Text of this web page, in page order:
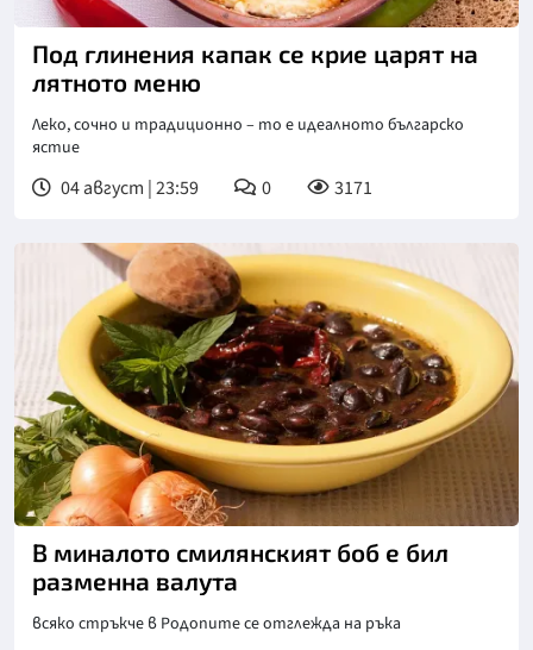
Под глинения капак се крие царят на
лятното меню
Леко, сочно и традиционно – то е идеалното българско
ястие
04 август | 23:59 0 3171
В миналото смилянският боб е бил
разменна валута
всяко стръкче в Родопите се отглежда на ръка